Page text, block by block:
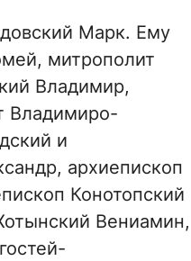
Марк. Ему
митрополит
Владимир,
Владимиро-
и
архиепископ
Конотопский
Вениамин,